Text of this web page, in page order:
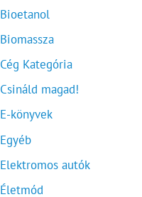
Bioetanol
Biomassza
Cég Kategória
Csináld magad!
E-könyvek
Egyéb
Elektromos autók
Életmód